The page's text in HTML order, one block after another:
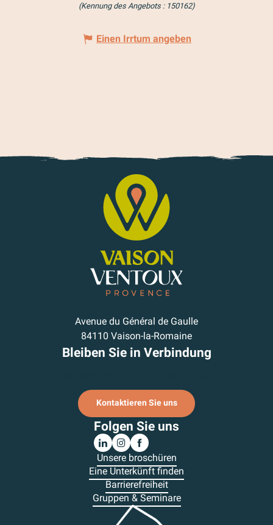
(Kennung des Angebots : 150162)
Einen Irrtum angeben
Avenue du Général de Gaulle
84110 Vaison-la-Romaine
Bleiben Sie in Verbindung
Kontaktieren Sie uns
Folgen Sie uns
Unsere broschüren
Eine Unterkünft finden
Barrierefreiheit
Gruppen & Seminare